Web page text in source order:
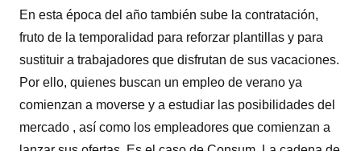
En esta época del año también sube la contratación,
fruto de la temporalidad para reforzar plantillas y para
sustituir a trabajadores que disfrutan de sus vacaciones.
Por ello, quienes buscan un empleo de verano ya
comienzan a moverse y a estudiar las posibilidades del
mercado , así como los empleadores que comienzan a